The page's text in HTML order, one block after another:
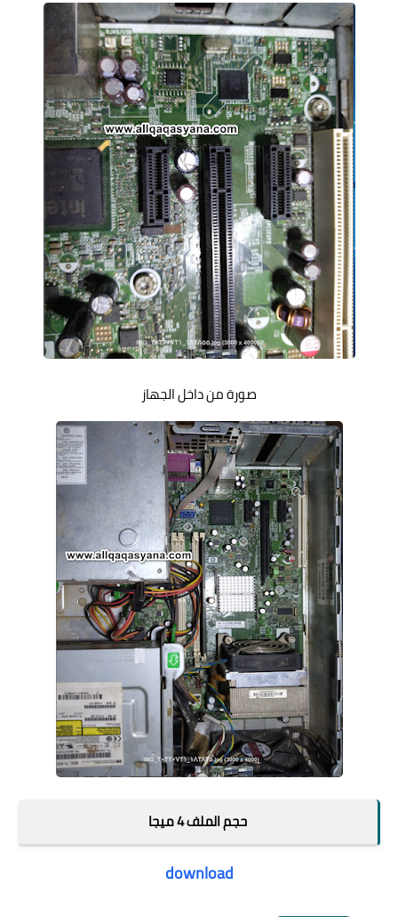
صورة من داخل الجهاز
حجم الملف 4 ميجا
download